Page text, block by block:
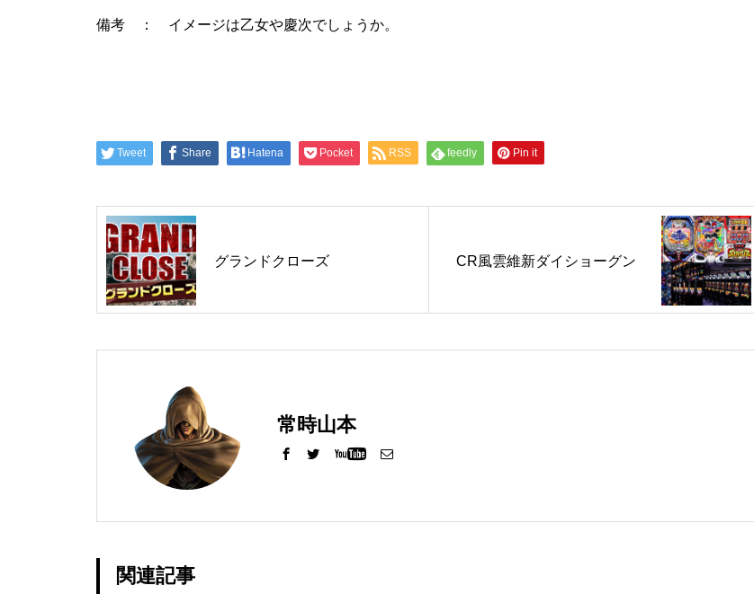
グランドクローズ グランドクローズ
備考 ： イメージは乙女や慶次でしょうか。
Tweet Share Hatena Pocket RSS feedly Pin it
グランドクローズ CR風雲維新ダイショーグン
常時山本
関連記事